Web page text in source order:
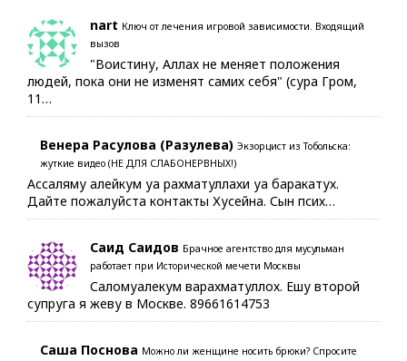
nart Ключ от лечения игровой зависимости. Входящий
вызов
"Воистину, Аллах не меняет положения
людей, пока они не изменят самих себя" (сура Гром,
11…
Венера Расулова (Разулева) Экзорцист из Тобольска:
жуткие видео (НЕ ДЛЯ СЛАБОНЕРВНЫХ!)
Ассаляму алейкум уа рахматуллахи уа баракатух.
Дайте пожалуйста контакты Хусейна. Сын псих…
Саид Саидов Брачное агентство для мусульман
работает при Исторической мечети Москвы
Саломуалекум варахматуллох. Ешу второй
супруга я жеву в Москве. 89661614753
Саша Поснова Можно ли женщине носить брюки? Спросите